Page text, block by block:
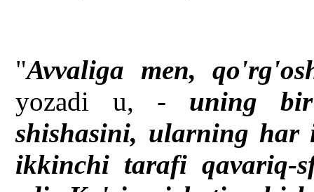
"Avvaliga men,
yozadi u, - uning
shishasini, ularning
ikkinchi tarafi qavariq-